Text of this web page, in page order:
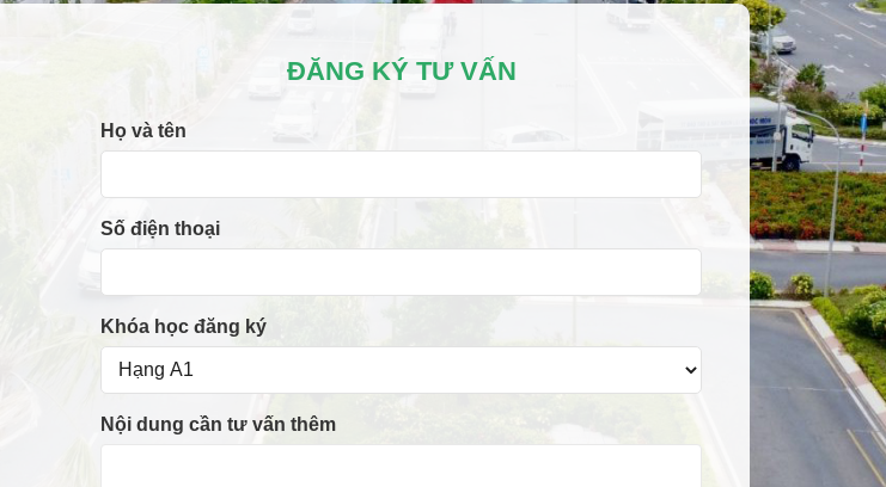
ĐĂNG KÝ TƯ VẤN
Họ và tên
Số điện thoại
Khóa học đăng ký
Nội dung cần tư vấn thêm